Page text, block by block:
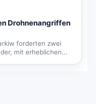
Drohnenangriffen
forderten zwei
mit erheblichen...